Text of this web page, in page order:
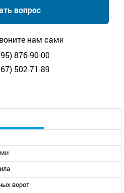
ворот
нам сами
876-90-00
502-71-89
вопрос